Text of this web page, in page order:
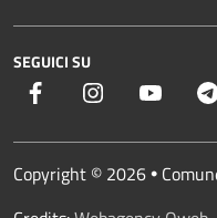
SEGUICI SU
Facebook Instagram
Copyright © 2026 •